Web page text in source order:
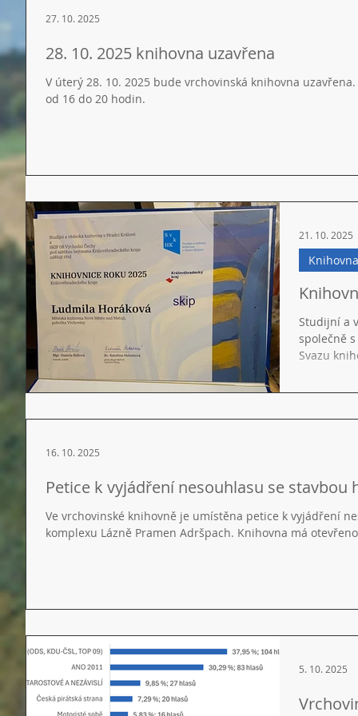
28. 10. 2025 knihovna uzavřena
V úterý 28. 10. 2025 bude vrchovinská knihovna
od 16 do 20 hodin.
27. 10. 2025
Studijní a
společně
Svazu
a jejich
Knihovna
21. 10. 2025
Petice k vyjádření nesouhlasu se stavbou
Ve vrchovinské knihovně je umístěna petice k vyjádření nesouhlasu se stavbou hotelového
komplexu Lázně Pramen Adršpach.
16. 10. 2025
5. 10. 2025